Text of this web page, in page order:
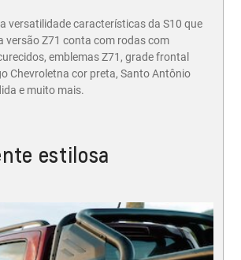
versatilidade características da S10 que
versão Z71 conta com rodas com
emblemas Z71, grade frontal
Chevroletna cor preta, Santo Antônio
e muito mais.
estilosa